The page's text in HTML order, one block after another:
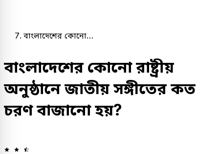
বাংলাদেশের কোনো…
বাংলাদেশের কোনো রাষ্ট্রীয়
অনুষ্ঠানে জাতীয় সঙ্গীতের কত
চরণ বাজানো হয়?